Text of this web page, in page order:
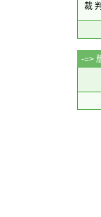
裁
-=>